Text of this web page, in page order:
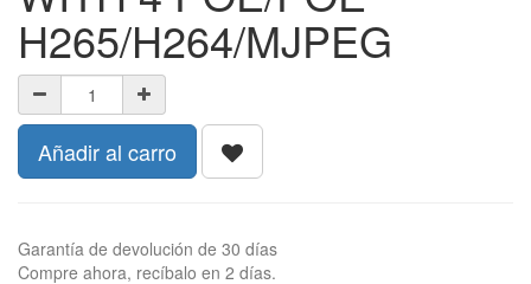
H265/H264/MJPEG
Añadir al carro
Garantía de devolución de 30 días
Compre ahora, recíbalo en 2 días.